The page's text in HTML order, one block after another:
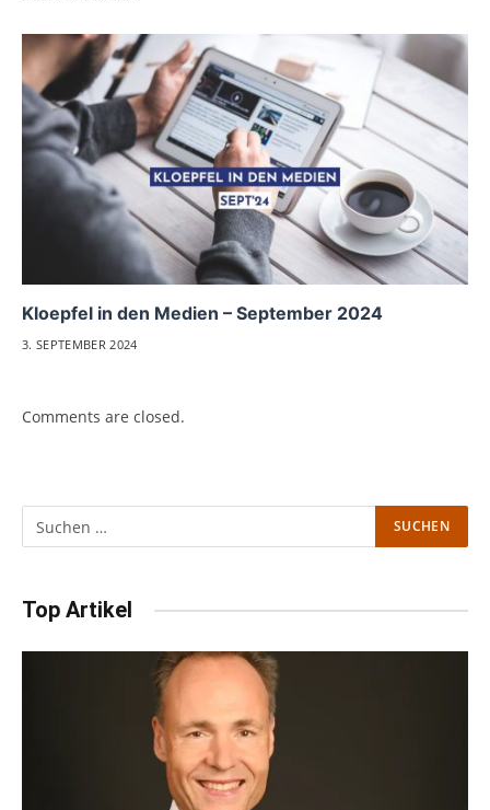
Kloepfel in den Medien – September 2024
3. SEPTEMBER 2024
Comments are closed.
Top Artikel